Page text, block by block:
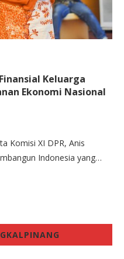
Keluarga
Ekonomi Nasional
Komisi XI DPR, Anis
Indonesia yang…